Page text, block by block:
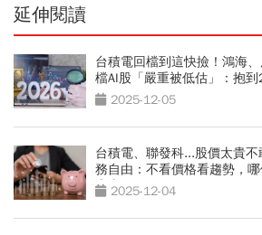
延伸閱讀
台積電回檔到這快撿！鴻海
檔AI股「嚴重被低估」：抱
2025-12-05
台積電、聯發科...股價太貴
務自由：不看價格看趨勢，
上去2025-12-04